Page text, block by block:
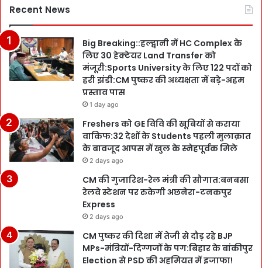
Recent News
Big Breaking::हल्द्वानी में HC Complex के
लिए 30 हेक्टेयर Land Transfer को
मंजूरी:Sports University के लिए 122 पदों को
हरी झंडी:CM पुष्कर की अध्यक्षता में बड़े-अहम
प्रस्ताव पास
1 day ago
Freshers को GE विवि की खूबियों से कराया
वाकिफ:32 देशों के Students पहली मुलाक़ात
के बावजूद आपस में खुल के स्नेहपूर्वक मिले
2 days ago
CM की गुजारिश-रेल मंत्री की सौगात:बनबसा
रेलवे स्टेशन पर रुकेगी अछनेरा-टनकपुर
Express
2 days ago
CM पुष्कर की दिशा में तेजी से दौड़ रहे BJP
MPs-मंत्रियों-दिग्गजों के पग:बिहार के बांकीपुर
Election से PSD की अहमियत में इजाफा!